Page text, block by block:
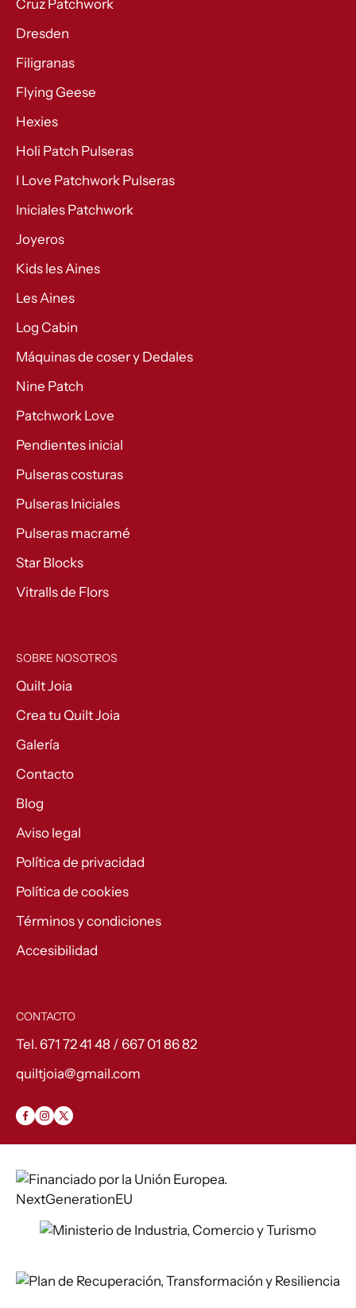
Cruz Patchwork
Dresden
Filigranas
Flying Geese
Hexies
Holi Patch Pulseras
I Love Patchwork Pulseras
Iniciales Patchwork
Joyeros
Kids les Aines
Les Aines
Log Cabin
Máquinas de coser y Dedales
Nine Patch
Patchwork Love
Pendientes inicial
Pulseras costuras
Pulseras Iniciales
Pulseras macramé
Star Blocks
Vitralls de Flors
SOBRE NOSOTROS
Quilt Joia
Crea tu Quilt Joia
Galería
Contacto
Blog
Aviso legal
Política de privacidad
Política de cookies
Términos y condiciones
Accesibilidad
CONTACTO
Tel. 671 72 41 48 / 667 01 86 82
quiltjoia@gmail.com